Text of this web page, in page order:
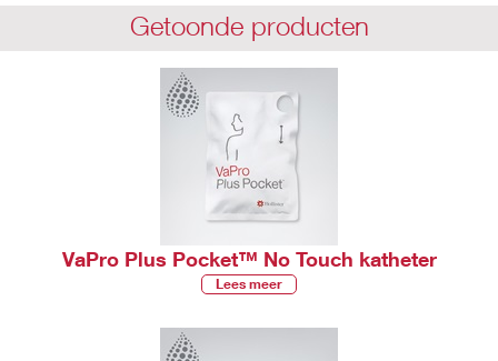
Getoonde producten
VaPro Plus Pocket™ No Touch katheter
Lees meer